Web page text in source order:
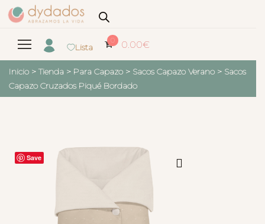
Lista
0 0.00€
Inicio > Tienda > Para Capazo > Sacos Capazo Verano > Sacos
Capazo Cruzados Piqué Bordado
Save